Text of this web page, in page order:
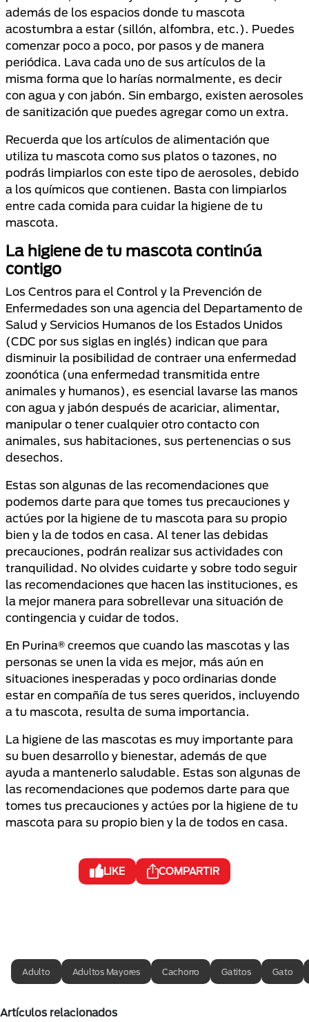
además de los espacios donde tu mascota
acostumbra a estar (sillón, alfombra, etc.). Puedes
comenzar poco a poco, por pasos y de manera
periódica. Lava cada uno de sus artículos de la
misma forma que lo harías normalmente, es decir
con agua y con jabón. Sin embargo, existen aerosoles
de sanitización que puedes agregar como un extra.
Recuerda que los artículos de alimentación que
utiliza tu mascota como sus platos o tazones, no
podrás limpiarlos con este tipo de aerosoles, debido
a los químicos que contienen. Basta con limpiarlos
entre cada comida para cuidar la higiene de tu
mascota.
La higiene de tu mascota continúa
contigo
Los Centros para el Control y la Prevención de
Enfermedades​ son una agencia del Departamento de
Salud y Servicios Humanos de los Estados Unidos
(CDC por sus siglas en inglés) indican que para
disminuir la posibilidad de contraer una enfermedad
zoonótica (una enfermedad transmitida entre
animales y humanos), es esencial lavarse las manos
con agua y jabón después de acariciar, alimentar,
manipular o tener cualquier otro contacto con
animales, sus habitaciones, sus pertenencias o sus
desechos.
Estas son algunas de las recomendaciones que
podemos darte para que tomes tus precauciones y
actúes por la higiene de tu mascota para su propio
bien y la de todos en casa. Al tener las debidas
precauciones, podrán realizar sus actividades con
tranquilidad. No olvides cuidarte y sobre todo seguir
las recomendaciones que hacen las instituciones, es
la mejor manera para sobrellevar una situación de
contingencia y cuidar de todos.
En Purina® creemos que cuando las mascotas y las
personas se unen la vida es mejor, más aún en
situaciones inesperadas y poco ordinarias donde
estar en compañía de tus seres queridos, incluyendo
a tu mascota, resulta de suma importancia.
La higiene de las mascotas es muy importante para
su buen desarrollo y bienestar, además de que
ayuda a mantenerlo saludable. Estas son algunas de
las recomendaciones que podemos darte para que
tomes tus precauciones y actúes por la higiene de tu
mascota para su propio bien y la de todos en casa.
LIKE COMPARTIR
Adulto Adultos Mayores Cachorro Gatitos Gato
Artículos relacionados